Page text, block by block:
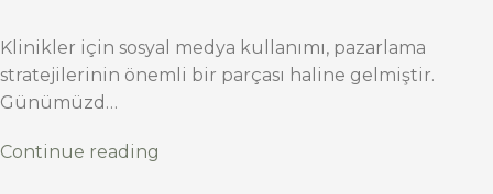
Klinikler için sosyal medya kullanımı, pazarlama
stratejilerinin önemli bir parçası haline gelmiştir.
Günümüzd…
Continue reading